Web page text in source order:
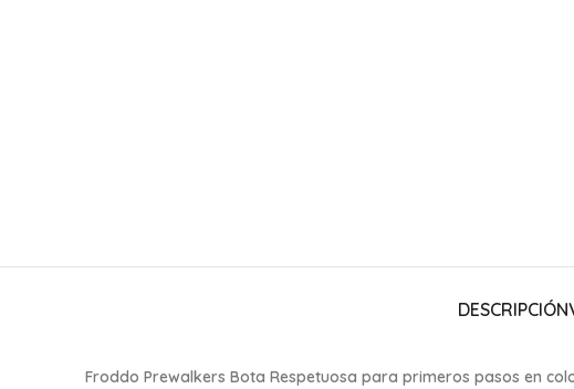
DESCRIPCIÓN
Froddo Prewalkers Bota Respetuosa para primeros pasos en